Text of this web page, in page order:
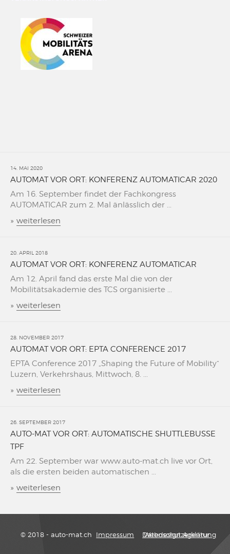
14. MAI 2020
AUTOMAT VOR ORT: KONFERENZ AUTOMATICAR 2020
Am 16. September findet der Fachkongress
AUTOMATICAR zum 2. Mal änlässlich der ...
» weiterlesen
20. APRIL 2018
AUTOMAT VOR ORT: KONFERENZ AUTOMATICAR
Am 12. April fand das erste Mal die von der
Mobilitätsakademie des TCS organisierte ...
» weiterlesen
28. NOVEMBER 2017
AUTOMAT VOR ORT: EPTA CONFERENCE 2017
EPTA Conference 2017 „Shaping the Future of Mobility“
Luzern, Verkehrshaus, Mittwoch, 8. ...
» weiterlesen
26. SEPTEMBER 2017
AUTO-MAT VOR ORT: AUTOMATISCHE SHUTTLEBUSSE
TPF
Am 22. September war www.auto-mat.ch live vor Ort,
als die ersten beiden automatischen ...
» weiterlesen
© 2018 - auto-mat.ch Impressum Datenschutzerklärung
Webdesign Agentur